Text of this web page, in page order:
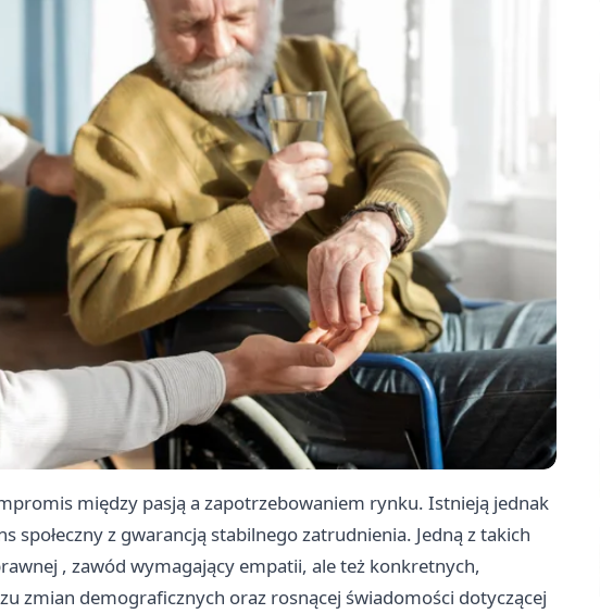
między pasją a zapotrzebowaniem rynku. Istnieją jednak
społeczny z gwarancją stabilnego zatrudnienia. Jedną z takich
, zawód wymagający empatii, ale też konkretnych,
zmian demograficznych oraz rosnącej świadomości dotyczącej